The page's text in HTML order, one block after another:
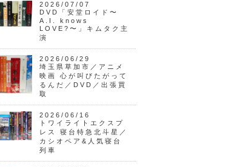
2026/07/07
DVD「安堂ロイド〜
A.I. knows
LOVE?〜」キムタク主
演
2026/06/29
埼玉県草加市／アニメ
映画 心が叫びたがって
るんだ／DVD／出張買
取
2026/06/16
トワイライトエクスプ
レス 寝台特急北斗星／
カシオペア&人気寝台
列車